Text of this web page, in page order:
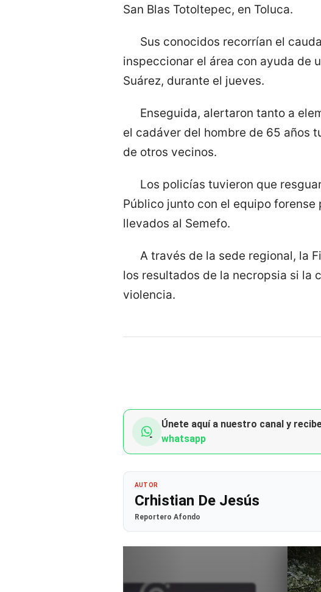
San Blas Totoltepec, en Toluca.
Sus conocidos recorrían el
inspeccionar el área con ayuda de
Suárez, durante el jueves.
Enseguida, alertaron tanto a
el cadáver del hombre de 65 años
de otros vecinos.
Los policías tuvieron que
Público junto con el equipo
llevados al Semefo.
A través de la sede regional, la
los resultados de la necropsia si la
violencia.
Únete aquí a nuestro canal y
whatsapp
AUTOR
Crhistian De Jesús
Reportero Afondo